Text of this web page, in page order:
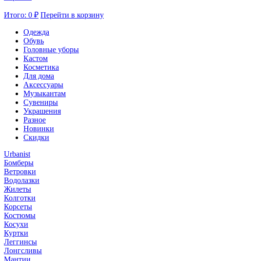
Итого: 0 ₽ Перейти в корзину
Одежда
Обувь
Головные уборы
Кастом
Косметика
Для дома
Аксессуары
Музыкантам
Сувениры
Украшения
Разное
Новинки
Скидки
Urbanist
Бомберы
Ветровки
Водолазки
Жилеты
Колготки
Корсеты
Костюмы
Косухи
Куртки
Леггинсы
Лонгсливы
Мантии